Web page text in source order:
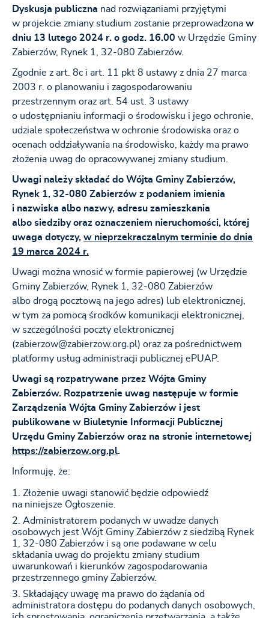
Dyskusja publiczna nad rozwiązaniami przyjętymi
w projekcie zmiany studium zostanie przeprowadzona w
dniu 13 lutego 2024 r. o godz. 16.00 w Urzędzie Gminy
Zabierzów, Rynek 1, 32-080 Zabierzów.
Zgodnie z art. 8c i art. 11 pkt 8 ustawy z dnia 27 marca
2003 r. o planowaniu i zagospodarowaniu
przestrzennym oraz art. 54 ust. 3 ustawy
o udostępnianiu informacji o środowisku i jego ochronie,
udziale społeczeństwa w ochronie środowiska oraz o
ocenach oddziaływania na środowisko, każdy ma prawo
złożenia uwag do opracowywanej zmiany studium.
Uwagi należy składać do Wójta Gminy Zabierzów,
Rynek 1, 32-080 Zabierzów z podaniem imienia
i nazwiska albo nazwy, adresu zamieszkania
albo siedziby oraz oznaczeniem nieruchomości, której
uwaga dotyczy, w nieprzekraczalnym terminie do dnia
19 marca 2024 r.
Uwagi można wnosić w formie papierowej (w Urzędzie
Gminy Zabierzów, Rynek 1, 32-080 Zabierzów
albo drogą pocztową na jego adres) lub elektronicznej,
w tym za pomocą środków komunikacji elektronicznej,
w szczególności poczty elektronicznej
(zabierzow@zabierzow.org.pl) oraz za pośrednictwem
platformy usług administracji publicznej ePUAP.
Uwagi są rozpatrywane przez Wójta Gminy
Zabierzów. Rozpatrzenie uwag następuje w formie
Zarządzenia Wójta Gminy Zabierzów i jest
publikowane w Biuletynie Informacji Publicznej
Urzędu Gminy Zabierzów oraz na stronie internetowej
https://zabierzow.org.pl.
Informuję, że:
Złożenie uwagi stanowić będzie odpowiedź
na niniejsze Ogłoszenie.
Administratorem podanych w uwadze danych
osobowych jest Wójt Gminy Zabierzów z siedzibą Rynek
1, 32-080 Zabierzów i są one podawane w celu
składania uwag do projektu zmiany studium
uwarunkowań i kierunków zagospodarowania
przestrzennego gminy Zabierzów.
Składający uwagę ma prawo do żądania od
administratora dostępu do podanych danych osobowych,